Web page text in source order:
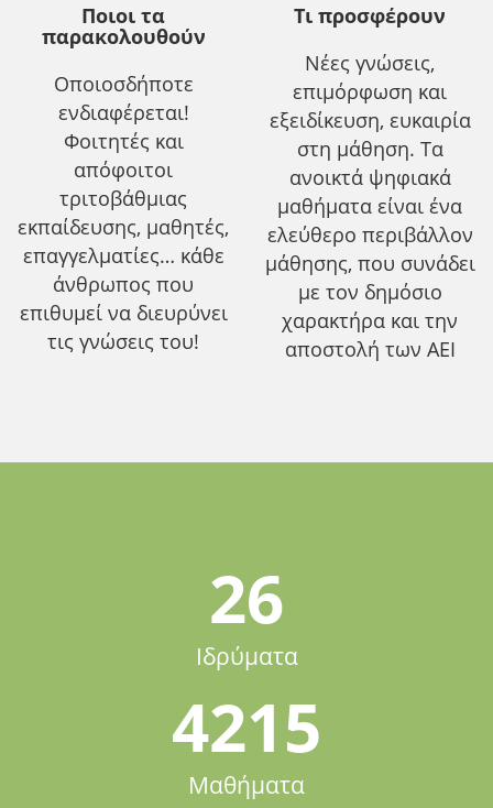
Ποιοι τα
παρακολουθούν
Οποιοσδήποτε
ενδιαφέρεται!
Φοιτητές και
απόφοιτοι
τριτοβάθμιας
εκπαίδευσης, μαθητές,
επαγγελματίες… κάθε
άνθρωπος που
επιθυμεί να διευρύνει
τις γνώσεις του!
Τι προσφέρουν
Νέες γνώσεις,
επιμόρφωση και
εξειδίκευση, ευκαιρία
στη μάθηση. Τα
ανοικτά ψηφιακά
μαθήματα είναι ένα
ελεύθερο περιβάλλον
μάθησης, που συνάδει
με τον δημόσιο
χαρακτήρα και την
αποστολή των ΑΕΙ
26
Ιδρύματα
4215
Μαθήματα